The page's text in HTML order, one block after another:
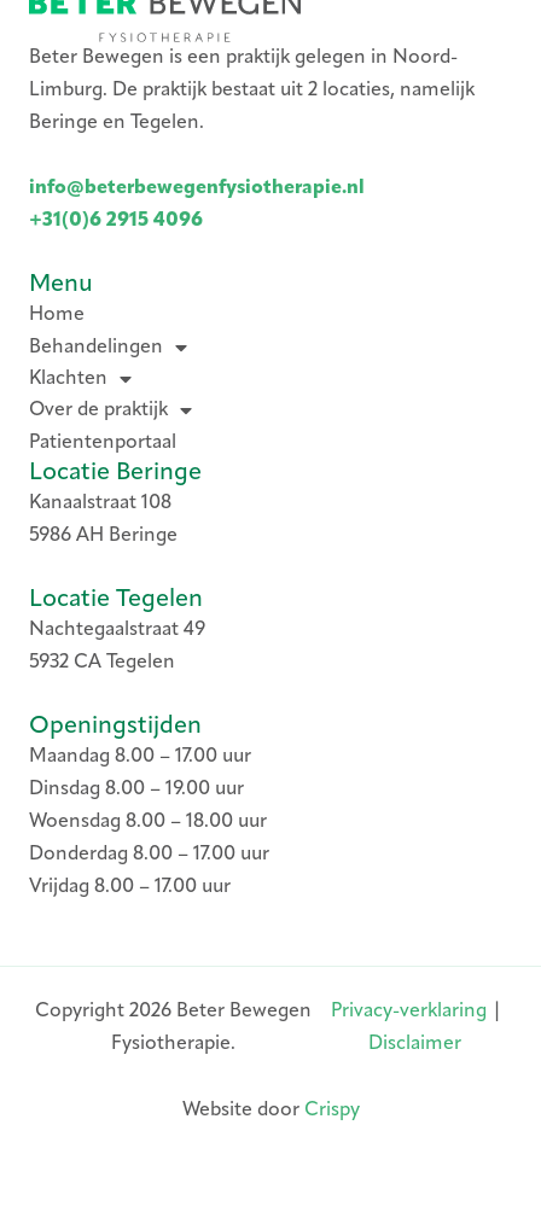
Beter Bewegen is een praktijk gelegen in Noord-
Limburg. De praktijk bestaat uit 2 locaties, namelijk
Beringe en Tegelen.
info@beterbewegenfysiotherapie.nl
+31(0)6 2915 4096
Menu
Home
Behandelingen
Klachten
Over de praktijk
Patientenportaal
Locatie Beringe
Kanaalstraat 108
5986 AH Beringe
Locatie Tegelen
Nachtegaalstraat 49
5932 CA Tegelen
Openingstijden
Maandag 8.00 – 17.00 uur
Dinsdag 8.00 – 19.00 uur
Woensdag 8.00 – 18.00 uur
Donderdag 8.00 – 17.00 uur
Vrijdag 8.00 – 17.00 uur
Copyright 2026 Beter Bewegen
Fysiotherapie.
Privacy-verklaring
Disclaimer
Website door Crispy